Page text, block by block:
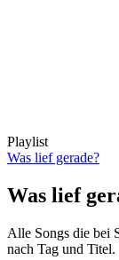
Playlist
Was lief gerade?
Was lief
Alle Songs die bei
nach Tag und Titel.